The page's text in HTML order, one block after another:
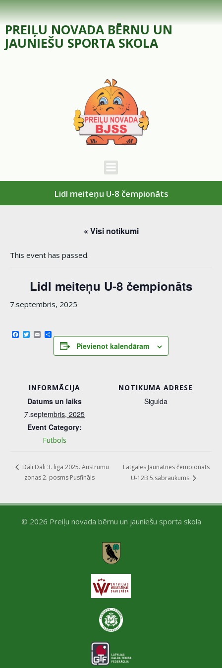
Skip
to
content
PREIĻU NOVADA BĒRNU UN
JAUNIEŠU SPORTA SKOLA
Lidl meiteņu U-8 čempionāts
« Visi notikumi
This event has passed.
Lidl meiteņu U-8 čempionāts
7.septembris, 2025
Facebook
Twitter
EmailShare
Pievienot kalendāram
INFORMĀCIJA
Datums un laiks
7.septembris, 2025
Event Category:
Futbols
NOTIKUMA ADRESE
Sigulda
Dali Dali 3. līga 2025. Austrumu
zonas 2. posms Pusfināls
Latgales Jaunatnes čempionāts
U-12B 5.sabraukums
© 2026 Preiļu novada bērnu un jauniešu sporta skola